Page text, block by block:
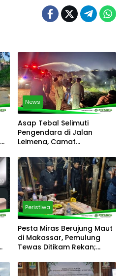
News
Asap Tebal Selimuti
Pengendara di Jalan
Leimena, Camat
Respons Aduan Warga
Peristiwa
Pesta Miras Berujung Maut
di Makassar, Pemulung
Tewas Ditikam Rekan;
Pelaku